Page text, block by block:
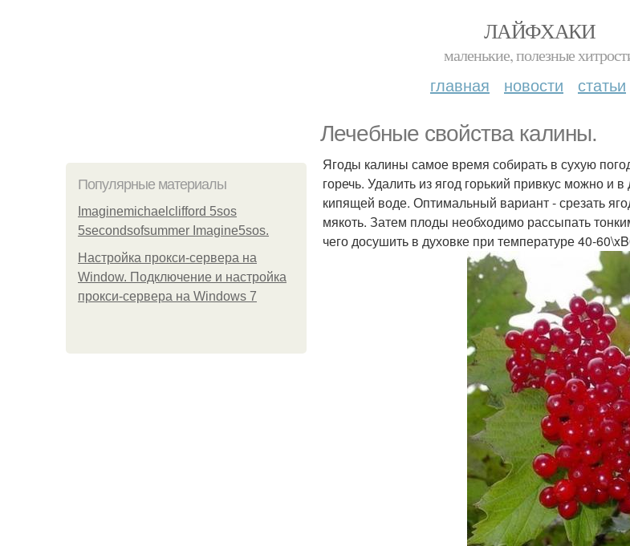
ЛАЙФХАКИ
маленькие, полезные
главная новости статьи
Лечебные свойства калины.
Популярные материалы
Imaginemichaelclifford 5sos
5secondsofsummer Imagine5sos.
Настройка прокси-сервера на
Window. Подключение и настройка
прокси-сервера на Windows 7
Ягоды калины самое время собирать в сухую
горечь. Удалить из ягод горький привкус можно
кипящей воде. Оптимальный вариант - срезать
мякоть. Затем плоды необходимо рассыпать
чего досушить в духовке при температуре 40-